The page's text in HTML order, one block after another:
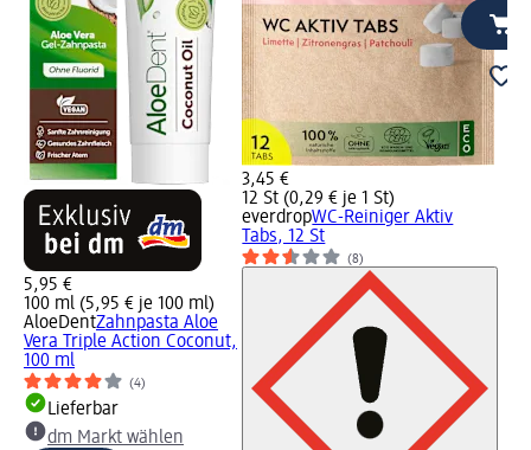
5,95 €
100 ml (5,95 € je 100 ml)
AloeDentZahnpasta Aloe
Vera Triple Action Coconut,
100 ml
(4)
Lieferbar
dm Markt wählen
3,45 €
12 St (0,29 € je 1 St)
everdropWC-Reiniger Aktiv
Tabs, 12 St
(8)